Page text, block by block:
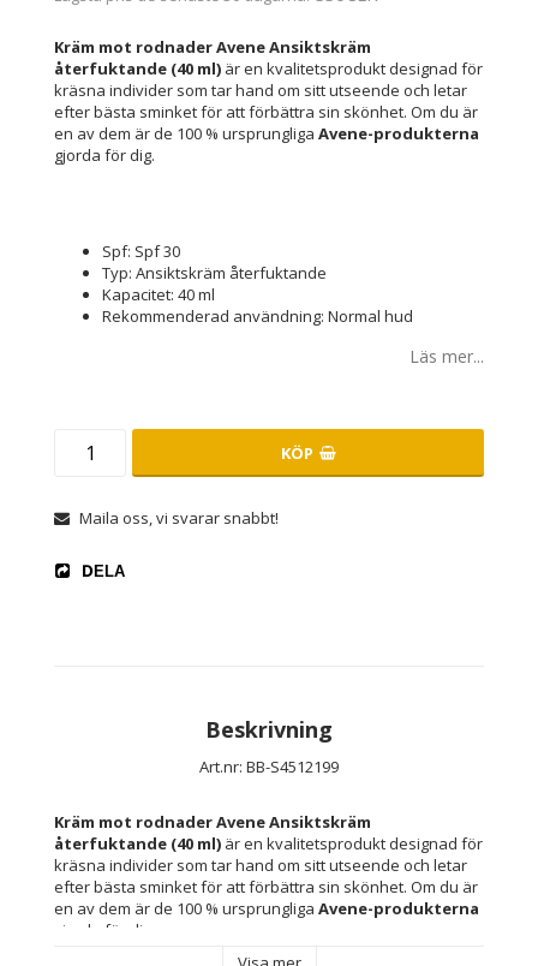
Kräm mot rodnader Avene Ansiktskräm
återfuktande (40 ml) är en kvalitetsprodukt designad för
kräsna individer som tar hand om sitt utseende och letar
efter bästa sminket för att förbättra sin skönhet. Om du är
en av dem är de 100 % ursprungliga Avene-produkterna
gjorda för dig.
Spf: Spf 30
Typ: Ansiktskräm återfuktande
Kapacitet: 40 ml
Rekommenderad användning: Normal hud
Läs mer...
KÖP
Maila oss, vi svarar snabbt!
DELA
Beskrivning
Art.nr: BB-S4512199
Kräm mot rodnader Avene Ansiktskräm
återfuktande (40 ml) är en kvalitetsprodukt designad för
kräsna individer som tar hand om sitt utseende och letar
efter bästa sminket för att förbättra sin skönhet. Om du är
en av dem är de 100 % ursprungliga Avene-produkterna
gjorda för dig.